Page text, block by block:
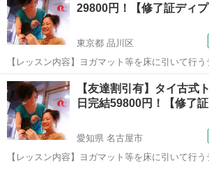
29800円！【修了証ディ
東京都 品川区
【レッスン内容】ヨガマット等を床に引いて行
す。レッスンは学科と実技を行います。お客様
ま行います。お客様へ圧をゆっくり加えながら押
と、ヨガの要素を兼ね備えたストレッチを...
東京 品川区 マッサージ
【友達割引有】タイ古式
日完結59800円！【修了
愛知県 名古屋市
【レッスン内容】ヨガマット等を床に引いて行